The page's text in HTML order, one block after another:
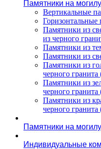
Памятники на
Вертикальные
Памятники из
из черного
Памятники из
Памятники из
Памятники из
черного гранита
Памятники из
черного гранита
Памятники из
черного гранита
Памятники на
Индивидуальные